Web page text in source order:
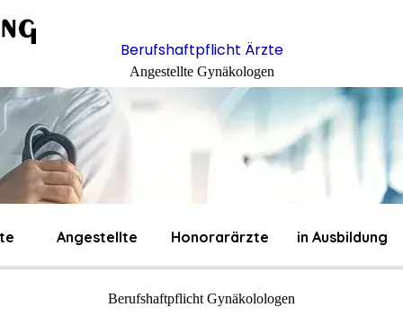
Berufshaftpflicht Ärzte
Angestellte Gynäkologen
Angestellte Honorarärzte in Ausbildung
Berufshaftpflicht Gynäkolologen